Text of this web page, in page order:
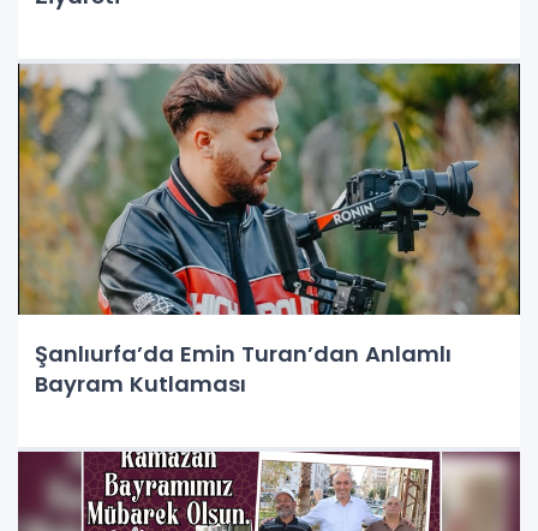
Şanlıurfa’da Emin Turan’dan Anlamlı
Bayram Kutlaması